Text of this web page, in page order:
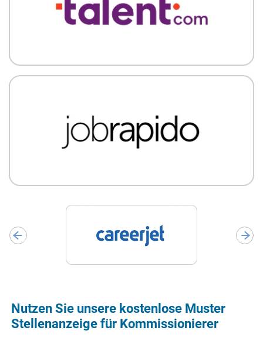
Nutzen Sie unsere kostenlose Muster
Stellenanzeige für Kommissionierer